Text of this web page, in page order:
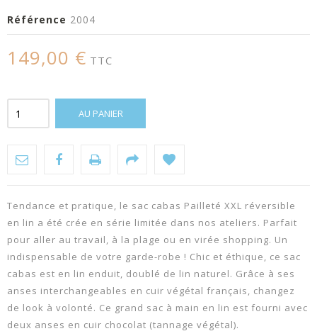
Référence 2004
149,00 € TTC
AU PANIER
Tendance et pratique, le sac cabas Pailleté XXL réversible
en lin a été crée en série limitée dans nos ateliers. Parfait
pour aller au travail, à la plage ou en virée shopping. Un
indispensable de votre garde-robe ! Chic et éthique, ce sac
cabas est en lin enduit, doublé de lin naturel. Grâce à ses
anses interchangeables en cuir végétal français, changez
de look à volonté. Ce grand sac à main en lin est fourni avec
deux anses en cuir chocolat (tannage végétal).